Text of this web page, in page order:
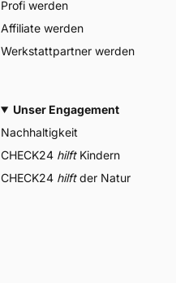
Profi werden
Affiliate werden
Werkstattpartner werden
Unser Engagement
Nachhaltigkeit
CHECK24 hilftKindern
CHECK24 hilftder Natur